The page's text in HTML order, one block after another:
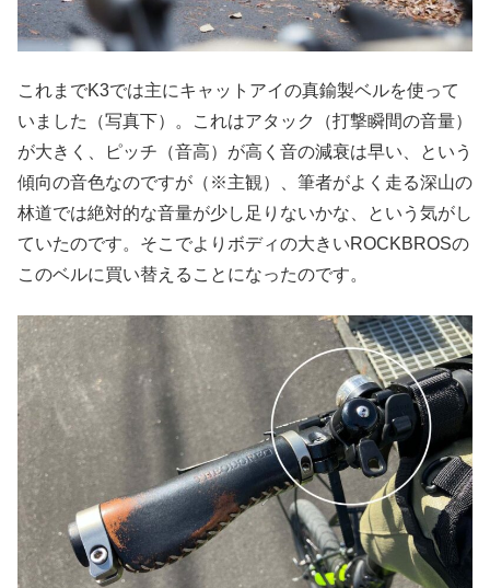
これまでK3では主にキャットアイの真鍮製ベルを使って
いました（写真下）。これはアタック（打撃瞬間の音量）
が大きく、ピッチ（音高）が高く音の減衰は早い、という
傾向の音色なのですが（※主観）、筆者がよく走る深山の
林道では絶対的な音量が少し足りないかな、という気がし
ていたのです。そこでよりボディの大きいROCKBROSの
このベルに買い替えることになったのです。